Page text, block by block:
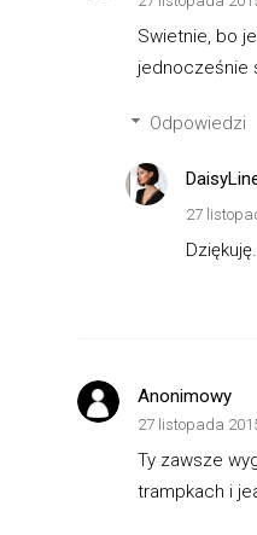
Swietnie, bo
jednocześnie
Odpowiedzi
27
Anonimowy
27 listopada
Ty zawsze
trampkach i